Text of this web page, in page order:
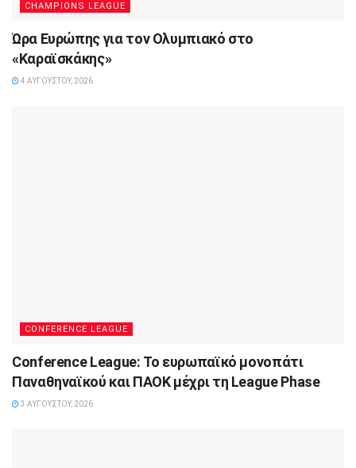
CHAMPIONS LEAGUE
Ώρα Ευρώπης για τον Ολυμπιακό στο
«Καραϊσκάκης»
4 ΑΥΓΟΎΣΤΟΥ, 2026
CONFERENCE LEAGUE
Conference League: Το ευρωπαϊκό μονοπάτι
Παναθηναϊκού και ΠΑΟΚ μέχρι τη League Phase
3 ΑΥΓΟΎΣΤΟΥ, 2026